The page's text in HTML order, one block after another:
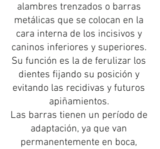
alambres trenzados o barras
metálicas que se colocan en la
cara interna de los incisivos y
caninos inferiores y superiores.
Su función es la de ferulizar los
dientes fijando su posición y
evitando las recidivas y futuros
apiñamientos.
Las barras tienen un período de
adaptación, ya que van
permanentemente en boca,